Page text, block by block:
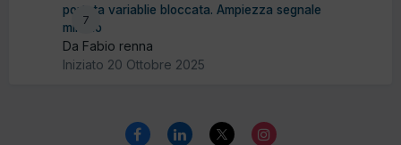
7
portata variablie bloccata. Ampiezza segnale
minimo
Da Fabio renna
Iniziato 20 Ottobre 2025